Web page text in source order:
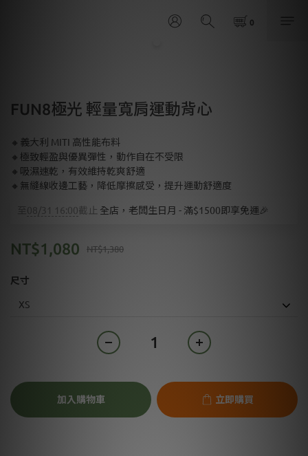
FUN8極光 輕量寬肩運動背心
🔸義大利 MITI 高性能布料
🔸極致輕盈與優異彈性，動作自在不受限
🔸吸濕速乾，有效維持乾爽舒適
🔸無縫線收邊工藝，降低摩擦感受，提升運動舒適度
08/31 16:00截止 全店，老闆生日月 - 滿$1500即享免運🎉
NT$1,380
NT$1,080
尺寸
加入購物車 立即購買